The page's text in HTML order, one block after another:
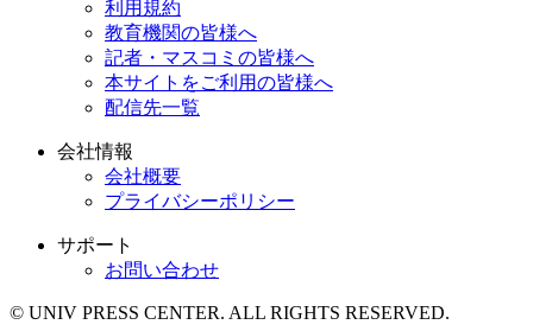
利用規約
教育機関の皆様へ
記者・マスコミの皆様へ
本サイトをご利用の皆様へ
配信先一覧
会社情報
会社概要
プライバシーポリシー
サポート
お問い合わせ
© UNIV PRESS CENTER. ALL RIGHTS RESERVED.